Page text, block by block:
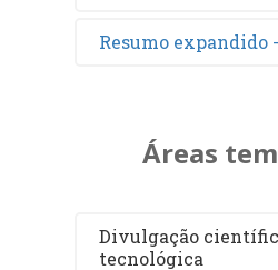
Resumo expandido
Áreas
Divulgação
tecnológica